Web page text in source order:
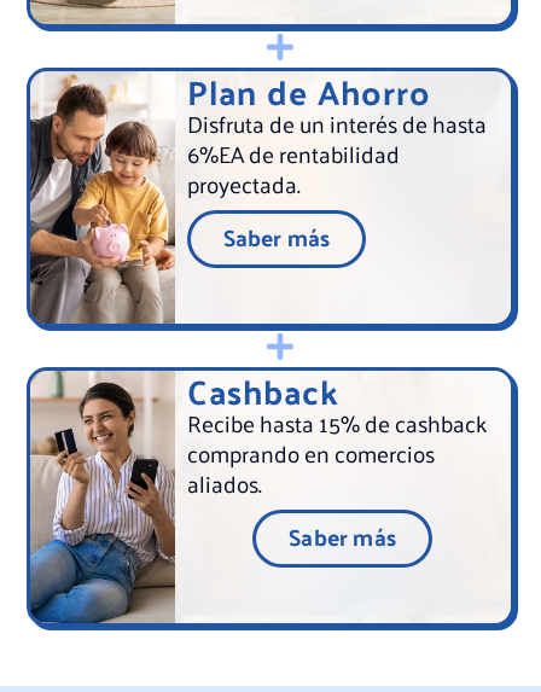
Plan de Ahorro
Disfruta de un interés de hasta
6%EA de rentabilidad
proyectada.
Saber más
Cashback
Recibe hasta 15% de cashback
comprando en comercios
aliados.
Saber más